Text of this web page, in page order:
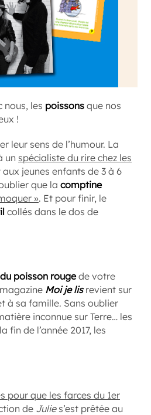
nous, les poissons que nos
!
leur sens de l’humour. La
un spécialiste du rire chez les
jeunes enfants de 3 à 6
que la comptine
». Et pour finir, le
collés dans le dos de
poisson rougede votre
Moi je lisrevient sur
à sa famille. Sans oublier
inconnue sur Terre… les
fin de l’année 2017, les
pour que les farces du 1er
de Julies’est prêtée au